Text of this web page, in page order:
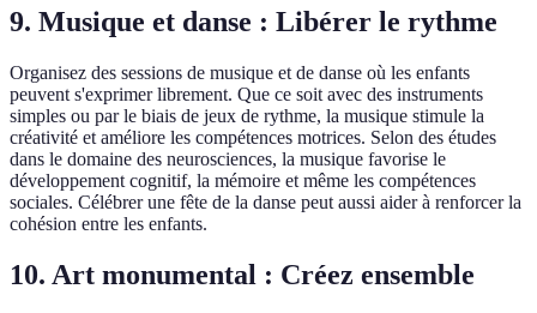
9. Musique et danse : Libérer le rythme
Organisez des sessions de musique et de danse où les enfants
peuvent s'exprimer librement. Que ce soit avec des instruments
simples ou par le biais de jeux de rythme, la musique stimule la
créativité et améliore les compétences motrices. Selon des études
dans le domaine des neurosciences, la musique favorise le
développement cognitif, la mémoire et même les compétences
sociales. Célébrer une fête de la danse peut aussi aider à renforcer la
cohésion entre les enfants.
10. Art monumental : Créez ensemble